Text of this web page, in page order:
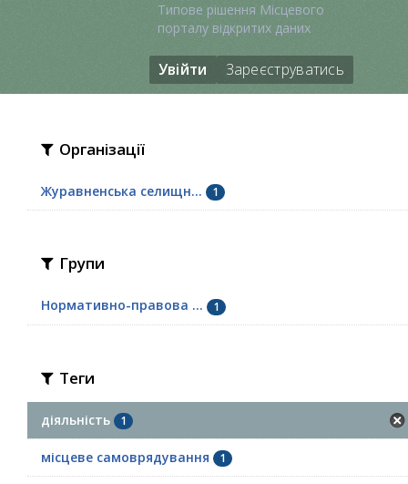
Типове рішення Місцевого
порталу відкритих даних
Увійти Зареєструватись
Організації
Журавненська селищн... 1
Групи
Нормативно-правова ... 1
Теги
діяльність 1
місцеве самоврядування 1